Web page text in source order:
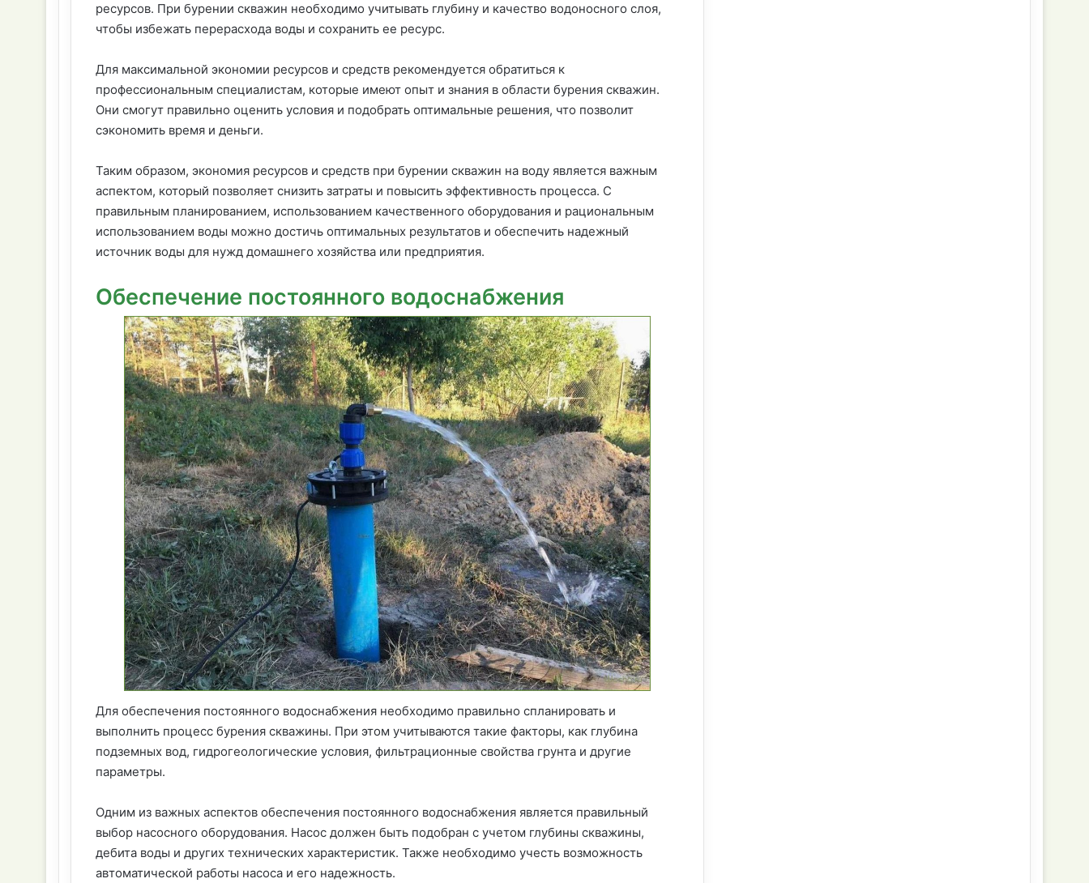
ресурсов. При бурении скважин необходимо учитывать глубину и качество водоносного слоя,
чтобы избежать перерасхода воды и сохранить ее ресурс.
Для максимальной экономии ресурсов и средств рекомендуется обратиться к
профессиональным специалистам, которые имеют опыт и знания в области бурения скважин.
Они смогут правильно оценить условия и подобрать оптимальные решения, что позволит
сэкономить время и деньги.
Таким образом, экономия ресурсов и средств при бурении скважин на воду является важным
аспектом, который позволяет снизить затраты и повысить эффективность процесса. С
правильным планированием, использованием качественного оборудования и рациональным
использованием воды можно достичь оптимальных результатов и обеспечить надежный
источник воды для нужд домашнего хозяйства или предприятия.
Обеспечение постоянного водоснабжения
Для обеспечения постоянного водоснабжения необходимо правильно спланировать и
выполнить процесс бурения скважины. При этом учитываются такие факторы, как глубина
подземных вод, гидрогеологические условия, фильтрационные свойства грунта и другие
параметры.
Одним из важных аспектов обеспечения постоянного водоснабжения является правильный
выбор насосного оборудования. Насос должен быть подобран с учетом глубины скважины,
дебита воды и других технических характеристик. Также необходимо учесть возможность
автоматической работы насоса и его надежность.